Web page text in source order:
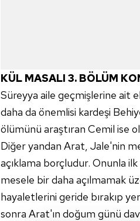
KÜL MASALI 3. BÖLÜM
Süreyya aile geçmişlerine ait
daha da önemlisi kardeşi
ölümünü araştıran Cemil ise
Diğer yandan Arat, Jale'nin
açıklama borçludur. Onunla
mesele bir daha açılmamak
hayaletlerini geride bırakıp
sonra Arat'ın doğum günü